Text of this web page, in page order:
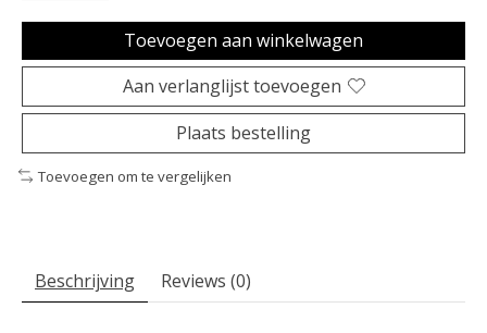
Toevoegen aan winkelwagen
Aan verlanglijst toevoegen
Plaats bestelling
Toevoegen om te vergelijken
Beschrijving Reviews (0)